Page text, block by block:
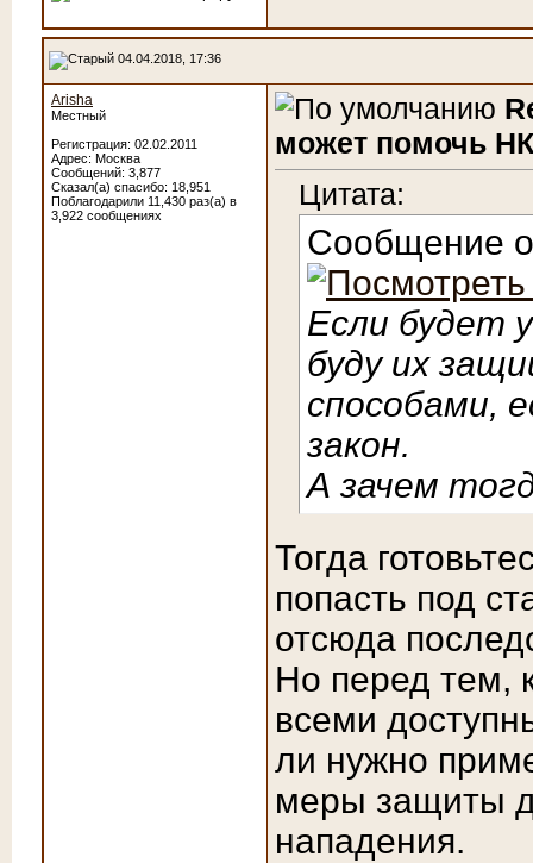
04.04.2018, 17:36
Arisha
Местный
Регистрация: 02.02.2011
Адрес: Москва
Сообщений: 3,877
Сказал(а) спасибо: 18,951
Поблагодарили 11,430 раз(а) в
3,922 сообщениях
может помочь
Цитата:
Сообщение
Если будет
буду их
способами,
закон.
А зачем
Тогда
попасть под
отсюда
Но перед тем,
всеми
ли нужно
меры защиты
нападения.